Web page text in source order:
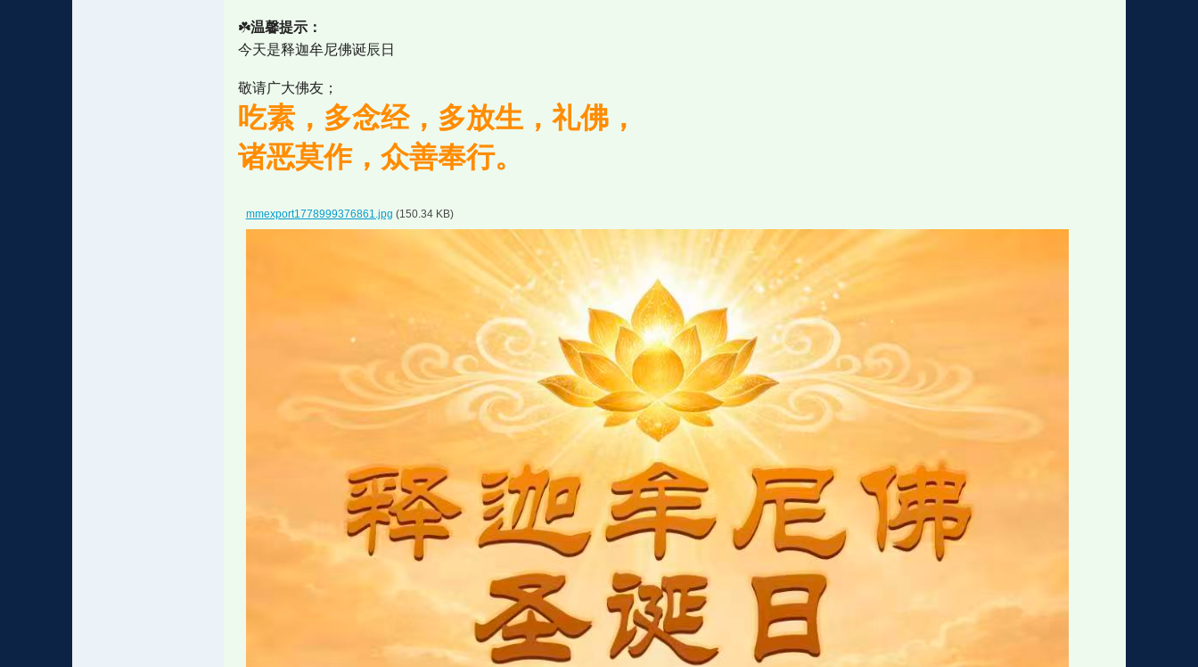
☘️温馨提示：
今天是释迦牟尼佛诞辰日
敬请广大佛友；
吃素，多念经，多放生，礼佛，
诸恶莫作，众善奉行。
mmexport1778999376861.jpg (150.34 KB)